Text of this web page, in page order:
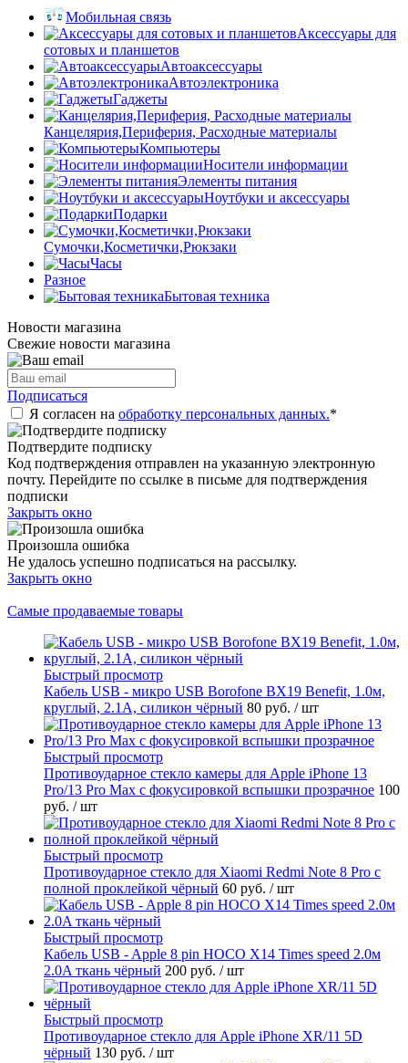
Мобильная связь
Аксессуары для
сотовых и планшетов
Автоаксессуары
Автоэлектроника
Гаджеты
Канцелярия,Периферия, Расходные материалы
Компьютеры
Носители информации
Элементы питания
Ноутбуки и аксессуары
Подарки
Сумочки,Косметички,Рюкзаки
Часы
Разное
Бытовая техника
Новости магазина
Свежие новости магазина
Подписаться
Я согласен на обработку персональных данных.*
Подтвердите подписку
Код подтверждения отправлен на указанную электронную
почту. Перейдите по ссылке в письме для подтверждения
подписки
Закрыть окно
Произошла ошибка
Не удалось успешно подписаться на рассылку.
Закрыть окно
Самые продаваемые товары
Быстрый просмотр
Кабель USB - микро USB Borofone BX19 Benefit, 1.0м,
круглый, 2.1A, силикон чёрный 80 руб. / шт
Быстрый просмотр
Противоударное стекло камеры для Apple iPhone 13
Pro/13 Pro Max с фокусировкой вспышки прозрачное 100
руб. / шт
Быстрый просмотр
Противоударное стекло для Xiaomi Redmi Note 8 Pro с
полной проклейкой чёрный 60 руб. / шт
Быстрый просмотр
Кабель USB - Apple 8 pin HOCO X14 Times speed 2.0м
2.0A ткань чёрный 200 руб. / шт
Быстрый просмотр
Противоударное стекло для Apple iPhone XR/11 5D
чёрный 130 руб. / шт